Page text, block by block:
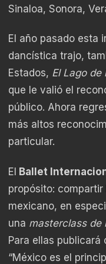
Sinaloa, Sonora,
El año pasado esta
dancística trajo,
Estados, El Lago de
que le valió el
público. Ahora
más altos
particular.
El Ballet
propósito:
mexicano, en
una masterclass de
Para ellas
“México es el